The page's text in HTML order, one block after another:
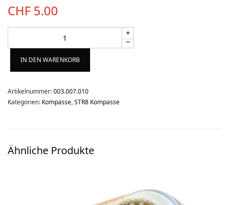
CHF 5.00
IN DEN WARENKORB
Artikelnummer:003.007.010
Kategorien: Kompasse,STR8 Kompasse
Ähnliche Produkte
Aktuell
Bekleidung
Kartenaufnahme
Medizinische Artikel
Schuhe
Ski-OL / Bike-OL